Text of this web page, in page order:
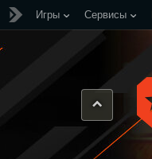
Игры Сервисы